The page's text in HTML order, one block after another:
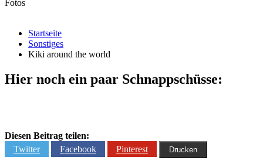
Fotos
Startseite
Sonstiges
Kiki around the world
Hier noch ein paar Schnappschüsse:
Diesen Beitrag teilen:
Twitter
Facebook Pinterest Drucken